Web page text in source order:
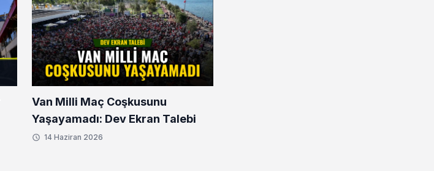
Van Milli Maç Coşkusunu
Yaşayamadı: Dev Ekran Talebi
14 Haziran 2026